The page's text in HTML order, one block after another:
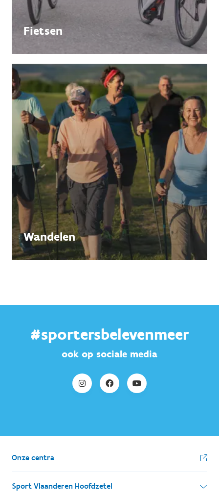
Fietsen
Wandelen
#sportersbelevenmeer
ook op sociale media
Onze centra
Sport Vlaanderen Hoofdzetel